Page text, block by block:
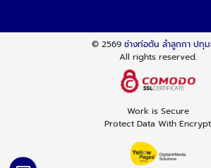
© 2569 ช่างท่อตัน ลำลูกกา ปทุ
All rights reserved.
Work is Secure
Protect Data With Encrypt